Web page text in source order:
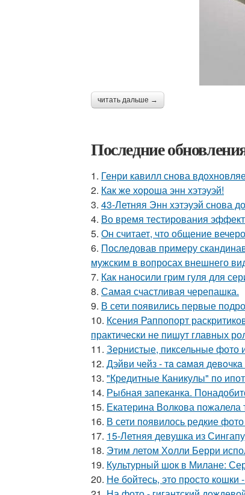
читать дальше →
Последние
1. Генри кавилл снова
2. Как же хороша энн хэтэуэй!
3. 43-Летняя Энн хэтэуэй снова
4. Во время тестирования
5. Он считает, что общение
6. Последовав примеру
мужским в вопросах внешнего
7. Как наносили грим гуля для
8. Самая счастливая черепашка.
9. В сети появились первые
10. Ксения Раппопорт
практически не пишут главных
11. Зернистые, пиксельные фото
12. Дэйви чeйз - тa caмaя
13. "Кредитные Каникулы" по
14. Рыбная запеканка.
15. Екатерина Волкова пожалела
16. В сети появилось редкие
17. 15-Летняя девушка из
18. Этим летом Холли Берри
19. Культурный шок в Милане:
20. Не бойтесь, это просто кошки